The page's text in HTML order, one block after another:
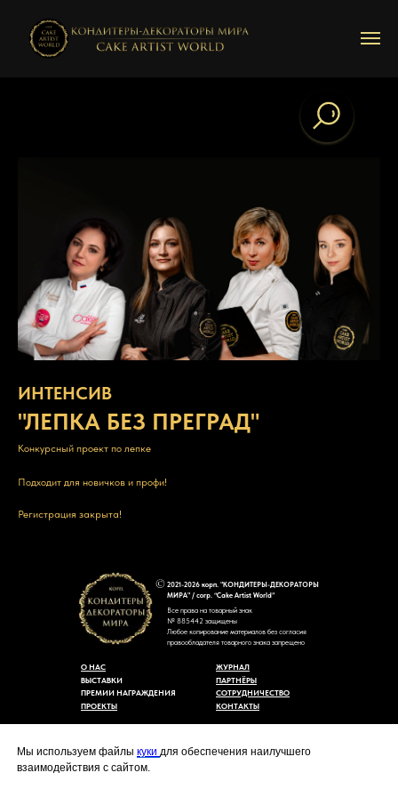
Мы используем файлы куки для обеспечения наилучшего
взаимодействия с сайтом.
ИНТЕНСИВ
"ЛЕПКА БЕЗ ПРЕГРАД"
Конкурсный проект по лепке
Подходит для новичков и профи!
Регистрация закрыта!
2021-2026 корп. "КОНДИТЕРЫ-ДЕКОРАТОРЫ
МИРА" / corp. “Cake Artist World”
Все права на товарный знак
№ 885442 защищены
Любое копирование материалов без согласия
правообладателя товарного знака запрещено
КОНТАКТЫ
СОТРУДНИЧЕСТВО
ЖУРНАЛ
ПАРТНЁРЫ
ПРЕМИИ НАГРАЖДЕНИЯ
ПРОЕКТЫ
ВЫСТАВКИ
О НАС
Политика конфиденциальности
Согласие на обработку персональных данных